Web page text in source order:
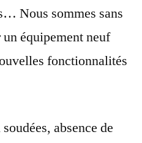
Nous sommes sans
équipement neuf
fonctionnalités
absence de